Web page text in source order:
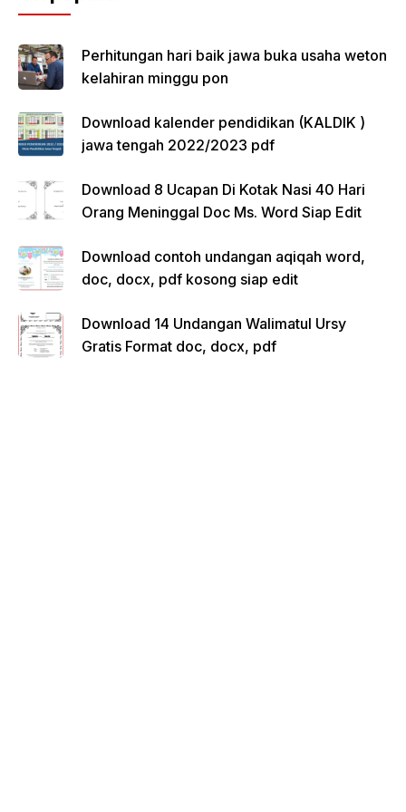
Perhitungan hari baik jawa buka usaha weton
kelahiran minggu pon
Download kalender pendidikan (KALDIK )
jawa tengah 2022/2023 pdf
Download 8 Ucapan Di Kotak Nasi 40 Hari
Orang Meninggal Doc Ms. Word Siap Edit
Download contoh undangan aqiqah word,
doc, docx, pdf kosong siap edit
Download 14 Undangan Walimatul Ursy
Gratis Format doc, docx, pdf